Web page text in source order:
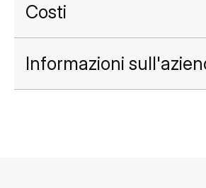
Costi
Informazioni